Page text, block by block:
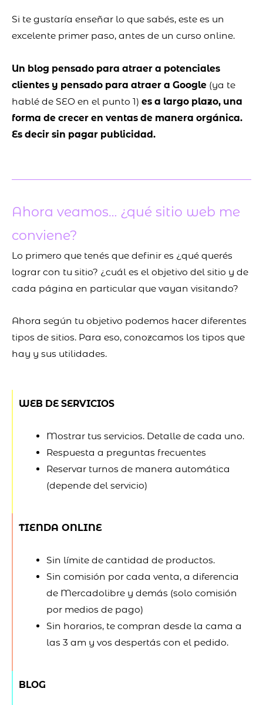
Si te gustaría enseñar lo que sabés, este es un
excelente primer paso, antes de un curso online.
Un blog pensado para atraer a potenciales
clientes y pensado para atraer a Google (ya te
hablé de SEO en el punto 1) es a largo plazo, una
forma de crecer en ventas de manera orgánica.
Es decir sin pagar publicidad.
Ahora veamos… ¿qué sitio web me
conviene?
Lo primero que tenés que definir es ¿qué querés
lograr con tu sitio? ¿cuál es el objetivo del sitio y de
cada página en particular que vayan visitando?
Ahora según tu objetivo podemos hacer diferentes
tipos de sitios. Para eso, conozcamos los tipos que
hay y sus utilidades.
WEB DE SERVICIOS
Mostrar tus servicios. Detalle de cada uno.
Respuesta a preguntas frecuentes
Reservar turnos de manera automática
(depende del servicio)
TIENDA ONLINE
Sin límite de cantidad de productos.
Sin comisión por cada venta, a diferencia
de Mercadolibre y demás (solo comisión
por medios de pago)
Sin horarios, te compran desde la cama a
las 3 am y vos despertás con el pedido.
BLOG